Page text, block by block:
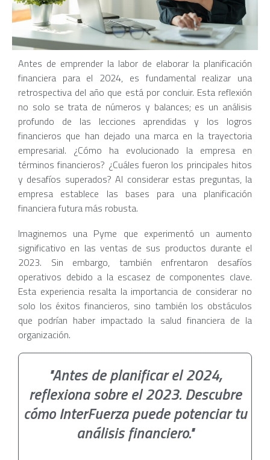
Antes de emprender la labor de elaborar la planificación
financiera para el 2024, es fundamental realizar una
retrospectiva del año que está por concluir. Esta reflexión
no solo se trata de números y balances; es un análisis
profundo de las lecciones aprendidas y los logros
financieros que han dejado una marca en la trayectoria
empresarial. ¿Cómo ha evolucionado la empresa en
términos financieros? ¿Cuáles fueron los principales hitos
y desafíos superados? Al considerar estas preguntas, la
empresa establece las bases para una planificación
financiera futura más robusta.
Imaginemos una Pyme que experimentó un aumento
significativo en las ventas de sus productos durante el
2023. Sin embargo, también enfrentaron desafíos
operativos debido a la escasez de componentes clave.
Esta experiencia resalta la importancia de considerar no
solo los éxitos financieros, sino también los obstáculos
que podrían haber impactado la salud financiera de la
organización.
"Antes de planificar el 2024,
reflexiona sobre el 2023. Descubre
cómo InterFuerza puede potenciar tu
análisis financiero."